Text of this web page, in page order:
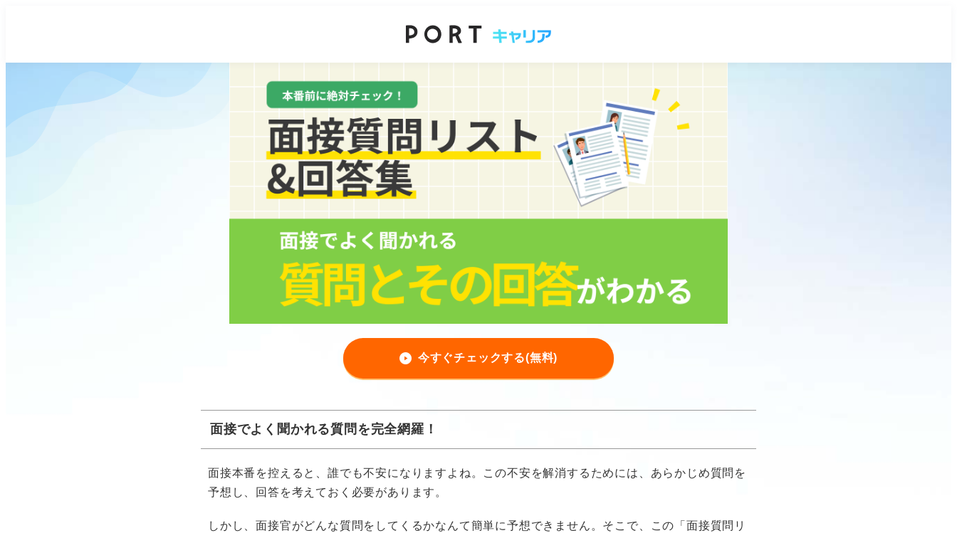
今すぐチェックする(無料)
面接でよく聞かれる質問を完全網羅！
面接本番を控えると、誰でも不安になりますよね。この不安を解消するためには、あらかじめ質問を
予想し、回答を考えておく必要があります。
しかし、面接官がどんな質問をしてくるかなんて簡単に予想できません。そこで、この「面接質問リ